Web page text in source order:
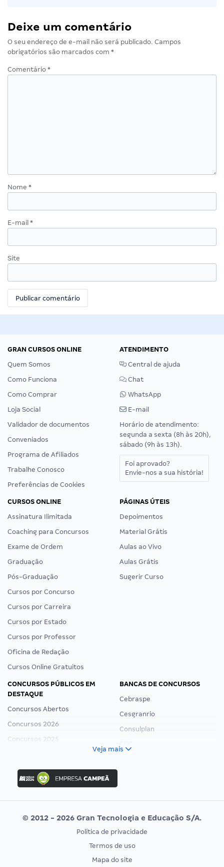
Deixe um comentário
O seu endereço de e-mail não será publicado. Campos
obrigatórios são marcados com *
Comentário *
Nome *
E-mail *
Site
GRAN CURSOS ONLINE
Quem Somos
Como Funciona
Como Comprar
Loja Social
Validador de documentos
Conveniados
Programa de Afiliados
Trabalhe Conosco
Preferências de Cookies
ATENDIMENTO
Central de ajuda
Chat
WhatsApp
E-mail
Horário de atendimento:
segunda a sexta (8h às 20h),
sábado (9h às 13h).
Foi aprovado?
Envie-nos a sua história!
CURSOS ONLINE
Assinatura Ilimitada
Coaching para Concursos
Exame de Ordem
Graduação
Pós-Graduação
Cursos por Concurso
Cursos por Carreira
Cursos por Estado
Cursos por Professor
Oficina de Redação
Cursos Online Gratuitos
PÁGINAS ÚTEIS
Depoimentos
Material Grátis
Aulas ao Vivo
Aulas Grátis
Sugerir Curso
CONCURSOS PÚBLICOS EM
DESTAQUE
Concursos Abertos
Concursos 2026
Concursos 2025
Concurso Ibama
Concurso MPU
Editais publicados
BANCAS DE CONCURSOS
Cebraspe
Cesgranrio
Consulplan
Vunesp
CONCURSOS POR PROFISSÃO
EXAME DE ORDEM
Veja mais
© 2012 - 2026 Gran Tecnologia e Educação S/A.
Política de privacidade
Termos de uso
Mapa do site